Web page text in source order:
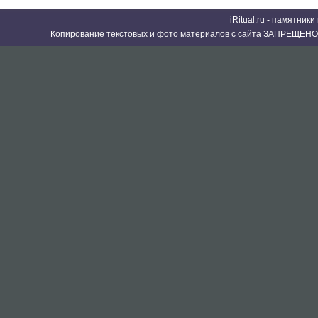
iRitual.ru -
Копирование текстовых и фото материалов с сайта